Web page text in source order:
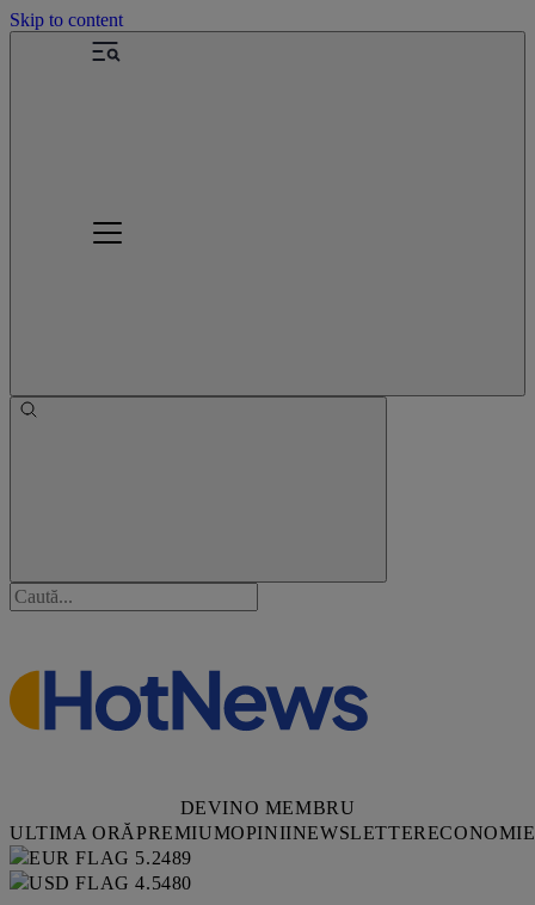
Skip to content
DEVINO MEMBRU
ULTIMA ORĂPREMIUMOPINIINEWSLETTERECONOMIE
5.2489
4.5480